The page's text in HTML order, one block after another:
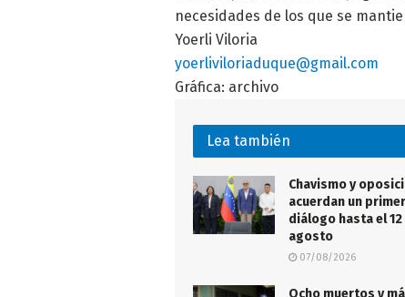
necesidades de los que se
Yoerli Viloria
yoerliviloriaduque@gmail.com
Gráfica: archivo
Lea también
Chavismo y
acuerdan un
diálogo hasta el 12
agosto
07/08/2026
Ocho muertos y